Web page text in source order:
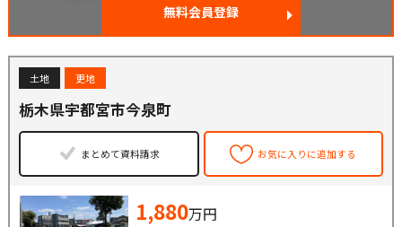
無料会員登録
土地 更地
栃木県宇都宮市今泉町
まとめて資料請求 お気に入りに追加する
1,880万円